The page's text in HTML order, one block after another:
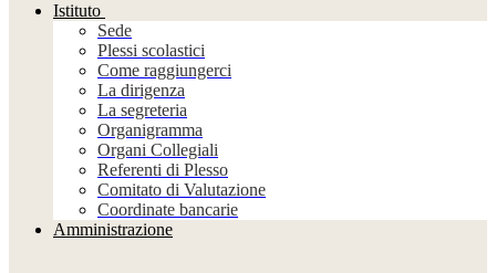
Istituto
Sede
Plessi scolastici
Come raggiungerci
La dirigenza
La segreteria
Organigramma
Organi Collegiali
Referenti di Plesso
Comitato di Valutazione
Coordinate bancarie
Amministrazione